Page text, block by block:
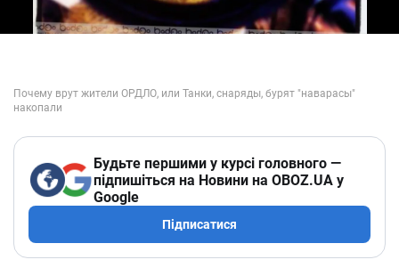
Будьте першими у курсі головного —
підпишіться на Новини на OBOZ.UA у
Google
Підписатися